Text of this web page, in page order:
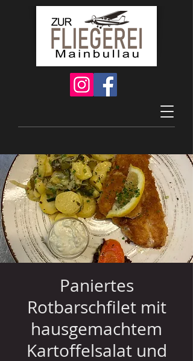
Paniertes
Rotbarschfilet mit
hausgemachtem
Kartoffelsalat und